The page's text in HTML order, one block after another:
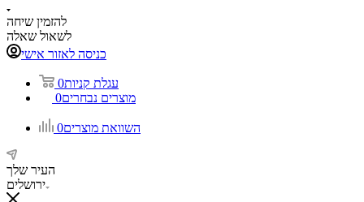
להזמין שיחה
לשאול שאלה
כניסה לאזור אישי
עגלת קניות0
מוצרים נבחרים0
השוואת מוצרים0
העיר שלך
ירושלים